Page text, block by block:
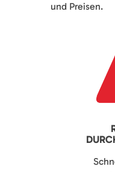
und Preisen.